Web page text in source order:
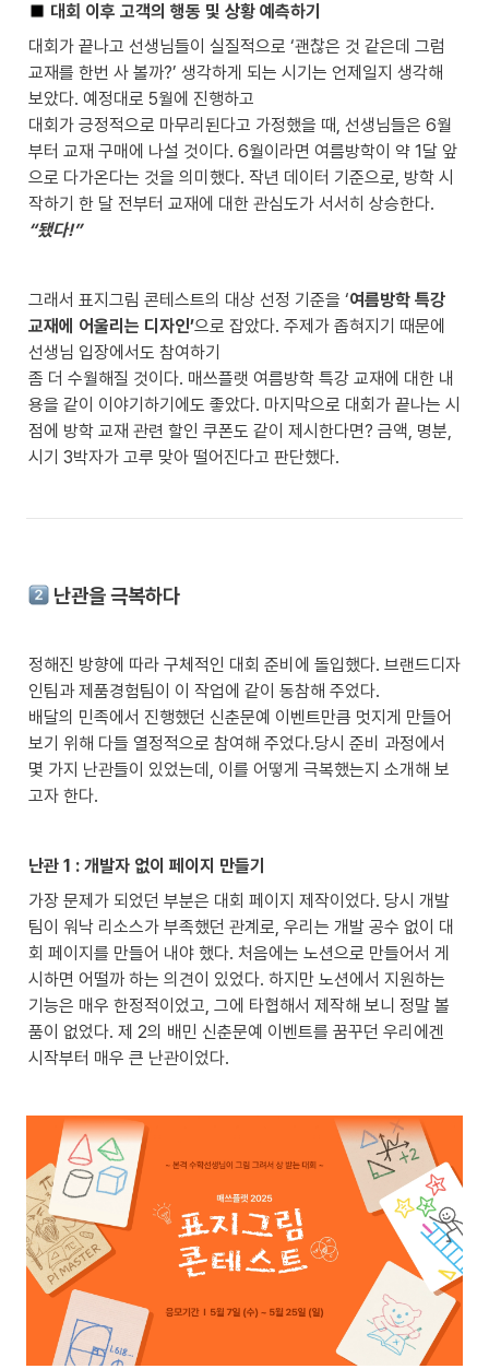
대회 이후 고객의 행동 및 상황 예측하기
대회가 끝나고 선생님들이 실질적으로 ‘괜찮은 것 같은데 그럼
교재를 한번 사 볼까?’ 생각하게 되는 시기는 언제일지 생각해
보았다. 예정대로 5월에 진행하고
대회가 긍정적으로 마무리된다고 가정했을 때, 선생님들은 6월
부터 교재 구매에 나설 것이다. 6월이라면 여름방학이 약 1달 앞
으로 다가온다는 것을 의미했다. 작년 데이터 기준으로, 방학 시
“됐다!”
그래서 표지그림 콘테스트의 대상 선정 기준을 ‘여름방학 특강
교재에 어울리는 디자인’으로 잡았다. 주제가 좁혀지기 때문에
선생님 입장에서도 참여하기
좀 더 수월해질 것이다. 매쓰플랫 여름방학 특강 교재에 대한 내
용을 같이 이야기하기에도 좋았다. 마지막으로 대회가 끝나는 시
점에 방학 교재 관련 할인 쿠폰도 같이 제시한다면? 금액, 명분,
시기 3박자가 고루 맞아 떨어진다고 판단했다.
난관을 극복하다
정해진 방향에 따라 구체적인 대회 준비에 돌입했다. 브랜드디자
인팀과 제품경험팀이 이 작업에 같이 동참해 주었다.
배달의 민족에서 진행했던 신춘문예 이벤트만큼 멋지게 만들어
보기 위해 다들 열정적으로 참여해 주었다.당시 준비 과정에서
몇 가지 난관들이 있었는데, 이를 어떻게 극복했는지 소개해 보
고자 한다.
난관 1 : 개발자 없이 페이지 만들기
가장 문제가 되었던 부분은 대회 페이지 제작이었다. 당시 개발
팀이 워낙 리소스가 부족했던 관계로, 우리는 개발 공수 없이 대
회 페이지를 만들어 내야 했다. 처음에는 노션으로 만들어서 게
시하면 어떨까 하는 의견이 있었다. 하지만 노션에서 지원하는
기능은 매우 한정적이었고, 그에 타협해서 제작해 보니 정말 볼
품이 없었다. 제 2의 배민 신춘문예 이벤트를 꿈꾸던 우리에겐
시작부터 매우 큰 난관이었다.